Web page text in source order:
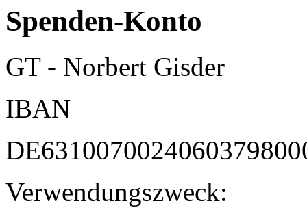
Spenden-Konto
GT - Norbert Gisder
IBAN
Verwendungszweck: